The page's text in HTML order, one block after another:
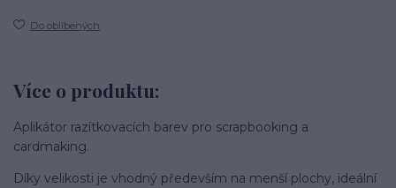
Do oblíbených
Více o produktu:
Aplikátor razítkovacích barev pro scrapbooking a
cardmaking.
Díky velikosti je vhodný především na menší plochy, ideální